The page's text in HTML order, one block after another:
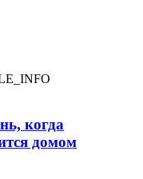
когда
домом